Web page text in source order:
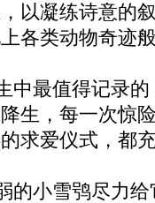
以凝练诗意的
各类动物奇迹
最值得记录的
生，每一次惊
求爱仪式，都
小雪鸮尽力给